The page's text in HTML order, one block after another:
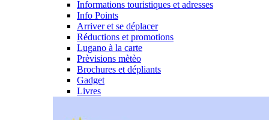
Informations touristiques et adresses
Info Points
Arriver et se déplacer
Réductions et promotions
Lugano à la carte
Prèvisions mètèo
Brochures et dépliants
Gadget
Livres